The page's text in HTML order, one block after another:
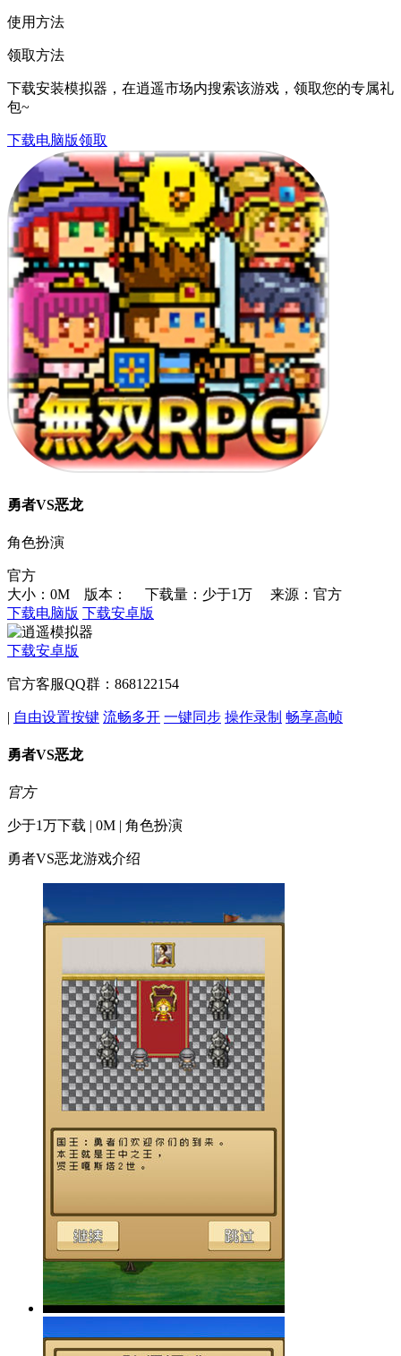
使用方法
领取方法
下载安装模拟器，在逍遥市场内搜索该游戏，领取您的专属礼
包~
下载电脑版领取
勇者VS恶龙
角色扮演
官方
大小：0M 版本：
下载量：少于1万
来源：官方
下载电脑版 下载安卓版
下载安卓版
官方客服QQ群：868122154
| 自由设置按键 流畅多开 一键同步 操作录制 畅享高帧
勇者VS恶龙
官方
少于1万下载 | 0M | 角色扮演
勇者VS恶龙游戏介绍